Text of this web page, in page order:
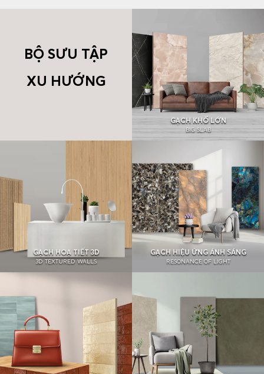
BỘ SƯU TẬP
XU HƯỚNG
GẠCH KHỔ LỚN
BIG SLAB
GẠCH HOẠ TIẾT 3D
3D TEXTURED WALLS
GẠCH HIỆU ỨNG ÁNH SÁNG
RESONANCE OF LIGHT